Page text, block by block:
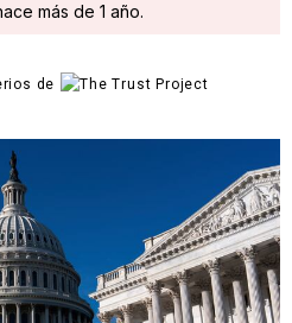
más de 1 año.
de